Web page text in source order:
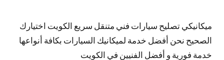
ميكانيكي تصليح سيارات فني متنقل سريع الكويت اختيارك
الصحيح نحن أفضل خدمة لميكانيك السيارات بكافة أنواعها
خدمة فورية و أفضل الفنيين في الكويت